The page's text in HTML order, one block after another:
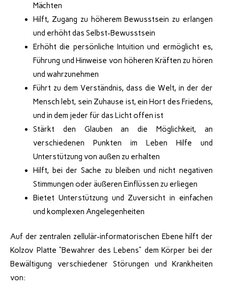
Mächten
Hilft, Zugang zu höherem Bewusstsein zu erlangen
und erhöht das Selbst-Bewusstsein
Erhöht die persönliche Intuition und ermöglicht es,
Führung und Hinweise von höheren Kräften zu hören
und wahrzunehmen
Führt zu dem Verständnis, dass die Welt, in der der
Mensch lebt, sein Zuhause ist, ein Hort des Friedens,
und in dem jeder für das Licht offen ist
Stärkt den Glauben an die Möglichkeit, an
verschiedenen Punkten im Leben Hilfe und
Unterstützung von außen zu erhalten
Hilft, bei der Sache zu bleiben und nicht negativen
Stimmungen oder äußeren Einflüssen zu erliegen
Bietet Unterstützung und Zuversicht in einfachen
und komplexen Angelegenheiten
Auf der zentralen zellulär-informatorischen Ebene hilft der
Kolzov Platte “Bewahrer des Lebens” dem Körper bei der
Bewältigung verschiedener Störungen und Krankheiten
von: